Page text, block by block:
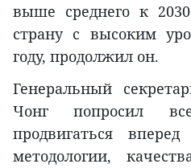
выше среднего к
страну с высоким
году, продолжил он.
Генеральный
Чонг попросил
продвигаться
методологии,